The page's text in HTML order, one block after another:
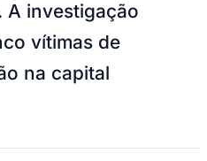
A investigação
vítimas de
na capital